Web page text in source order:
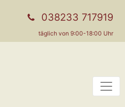
038233 717919
täglich von 9:00-18:00 Uhr